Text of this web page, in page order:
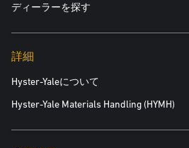
ディーラーを探す
詳細
Hyster-Yaleについて
Hyster-Yale Materials Handling (HYMH)